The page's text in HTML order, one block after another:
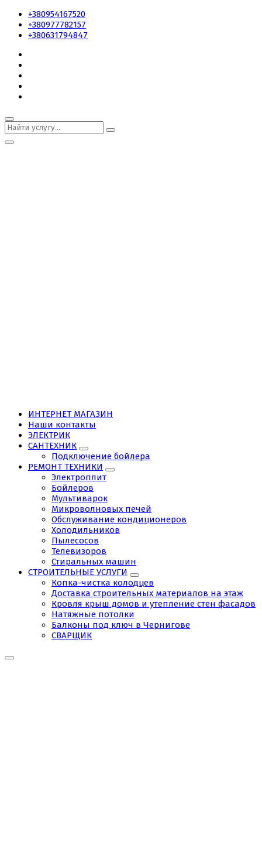
+380954167520
+380977782157
+380631794847
ИНТЕРНЕТ МАГАЗИН
Наши контакты
ЭЛЕКТРИК
САНТЕХНИК
Подключение бойлера
РЕМОНТ ТЕХНИКИ
Электроплит
Бойлеров
Мультиварок
Микроволновых печей
Обслуживание кондиционеров
Холодильников
Пылесосов
Телевизоров
Стиральных машин
СТРОИТЕЛЬНЫЕ УСЛУГИ
Копка-чистка колодцев
Доставка строительных материалов на этаж
Кровля крыш домов и утепление стен фасадов
Натяжные потолки
Балконы под ключ в Чернигове
СВАРЩИК